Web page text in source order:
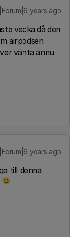
years ago
vecka då den
airpodsen
vänta ännu
years ago
till denna